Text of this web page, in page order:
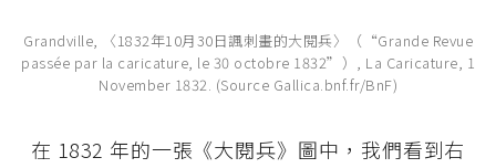
Grandville, 〈1832年10月30日諷刺畫的大閱兵〉（“Grande Revue
passée par la caricature, le 30 octobre 1832”）, La Caricature, 1
November 1832. (Source Gallica.bnf.fr/BnF)
在 1832 年的一張《大閱兵》圖中，我們看到右